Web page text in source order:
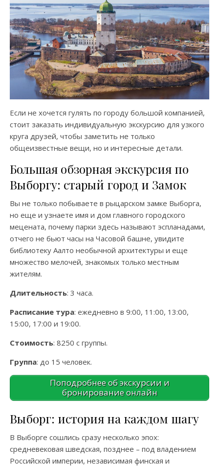
Если не хочется гулять по городу большой компанией,
стоит заказать индивидуальную экскурсию для узкого
круга друзей, чтобы заметить не только
общеизвестные вещи, но и интересные детали.
Большая обзорная экскурсия по
Выборгу: старый город и Замок
Вы не только побываете в рыцарском замке Выборга,
но еще и узнаете имя и дом главного городского
мецената, почему парки здесь называют эспланадами,
отчего не бьют часы на Часовой башне, увидите
библиотеку Аалто необычной архитектуры и еще
множество мелочей, знакомых только местным
жителям.
Длительность: 3 часа.
Расписание тура: ежедневно в 9:00, 11:00, 13:00,
15:00, 17:00 и 19:00.
Стоимость: 8250 с группы.
Группа: до 15 человек.
Поподробнее об экскурсии и
бронирование онлайн
Выборг: история на каждом шагу
В Выборге сошлись сразу несколько эпох:
средневековая шведская, позднее – под владением
Российской империи, независимая финская и